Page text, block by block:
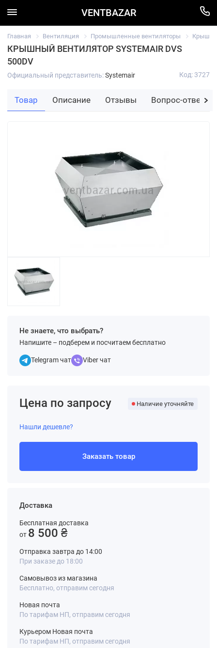
VENTBAZAR
Главная Вентиляция Промышленные вентиляторы
КРЫШНЫЙ ВЕНТИЛЯТОР SYSTEMAIR DVS
500DV
Официальный представитель:Systemair Код: 3727
Не знаете, что выбрать?
Напишите – подберем и посчитаем бесплатно
Telegram чат Viber чат
Доставка
Бесплатная доставка
от 8 500 ₴
Отправка завтра до 14:00
При заказе до 18:00
Самовывоз из магазина
Бесплатно, отправим сегодня
Новая почта
По тарифам НП, отправим сегодня
Курьером Новая почта
По тарифам НП, отправим сегодня
Цена по запросу Наличие уточняйте
Нашли дешевле?
Заказать товар
Товар Описание Отзывы Вопрос-ответ